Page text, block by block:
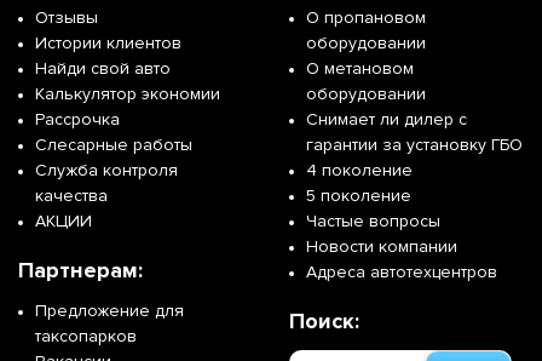
Отзывы
Истории клиентов
Найди свой авто
Калькулятор экономии
Рассрочка
Слесарные работы
Служба контроля
качества
АКЦИИ
Партнерам:
Предложение для
таксопарков
О пропановом
оборудовании
О метановом
оборудовании
Снимает ли дилер с
гарантии за установку ГБО
4 поколение
5 поколение
Частые вопросы
Новости компании
Адреса автотехцентров
Поиск: